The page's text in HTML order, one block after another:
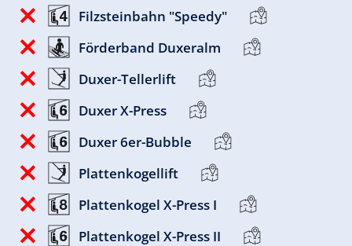
Filzsteinbahn "Speedy"
Förderband Duxeralm
Duxer-Tellerlift
Duxer X-Press
Duxer 6er-Bubble
Plattenkogellift
Plattenkogel X-Press I
Plattenkogel X-Press II